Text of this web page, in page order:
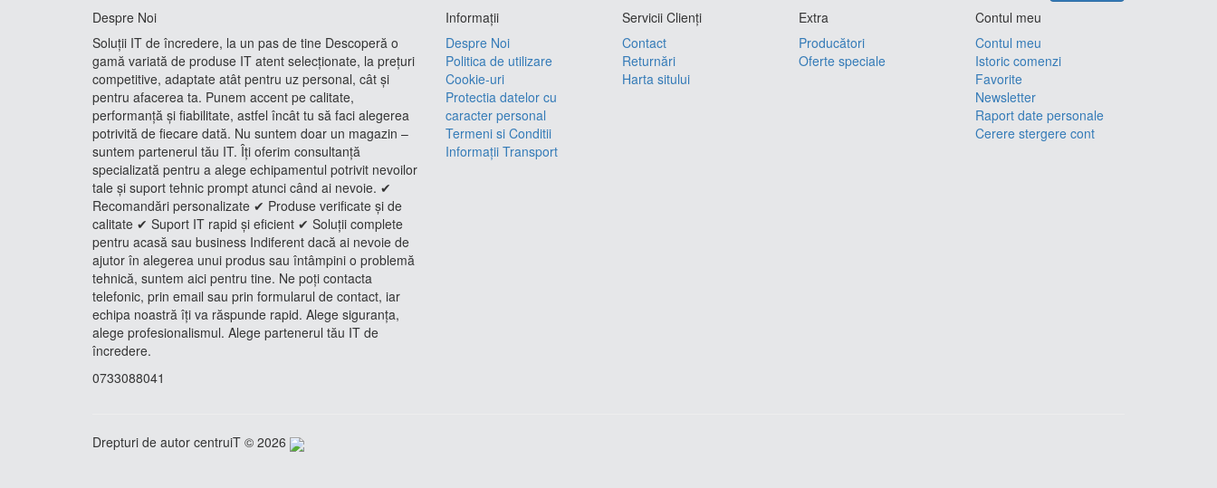
Despre Noi
Soluții IT de încredere, la un pas de tine Descoperă o
gamă variată de produse IT atent selecționate, la prețuri
competitive, adaptate atât pentru uz personal, cât și
pentru afacerea ta. Punem accent pe calitate,
performanță și fiabilitate, astfel încât tu să faci alegerea
potrivită de fiecare dată. Nu suntem doar un magazin –
suntem partenerul tău IT. Îți oferim consultanță
specializată pentru a alege echipamentul potrivit nevoilor
tale și suport tehnic prompt atunci când ai nevoie. ✔
Recomandări personalizate ✔ Produse verificate și de
calitate ✔ Suport IT rapid și eficient ✔ Soluții complete
pentru acasă sau business Indiferent dacă ai nevoie de
ajutor în alegerea unui produs sau întâmpini o problemă
tehnică, suntem aici pentru tine. Ne poți contacta
telefonic, prin email sau prin formularul de contact, iar
echipa noastră îți va răspunde rapid. Alege siguranța,
alege profesionalismul. Alege partenerul tău IT de
încredere.
0733088041
Informaţii
Despre Noi
Politica de utilizare
Cookie-uri
Protectia datelor cu
caracter personal
Termeni si Conditii
Informații Transport
Servicii Clienţi
Contact
Returnări
Harta sitului
Extra
Producători
Oferte speciale
Contul meu
Contul meu
Istoric comenzi
Favorite
Newsletter
Raport date personale
Cerere stergere cont
Drepturi de autor centruiT © 2026